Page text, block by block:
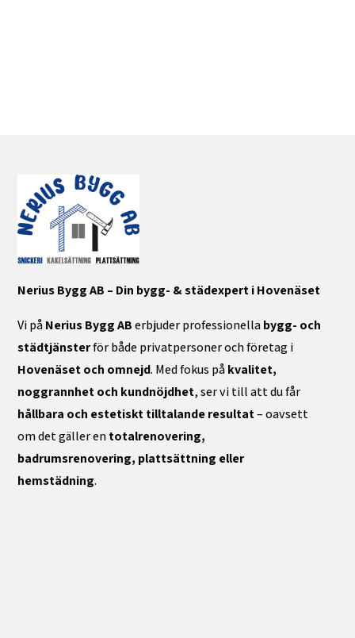
Nerius Bygg AB – Din bygg- & städexpert i Hovenäset
Vi påNerius Bygg ABerbjuder professionellabygg- och
städtjänsterför både privatpersoner och företag i
Hovenäset och omnejd. Med fokus påkvalitet,
noggrannhet och kundnöjdhet, ser vi till att du får
hållbara och estetiskt tilltalande resultat– oavsett
om det gäller entotalrenovering,
badrumsrenovering, plattsättning eller
hemstädning.